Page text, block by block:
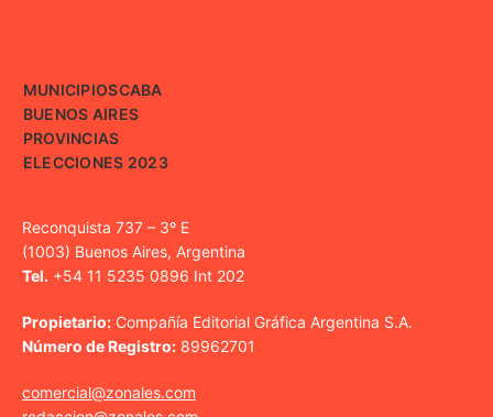
MUNICIPIOSCABA
BUENOS AIRES
PROVINCIAS
ELECCIONES 2023
Reconquista 737 – 3º E
(1003) Buenos Aires, Argentina
Tel. +54 11 5235 0896 Int 202
Propietario: Compañía Editorial Gráfica Argentina S.A.
Número de Registro: 89962701
comercial@zonales.com